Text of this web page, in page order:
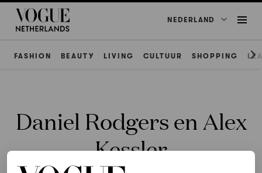
NEDERLAND
FASHION BEAUTY LIVING CULTUUR SHOPPING
Daniel Rodgers en Alex
Kessler